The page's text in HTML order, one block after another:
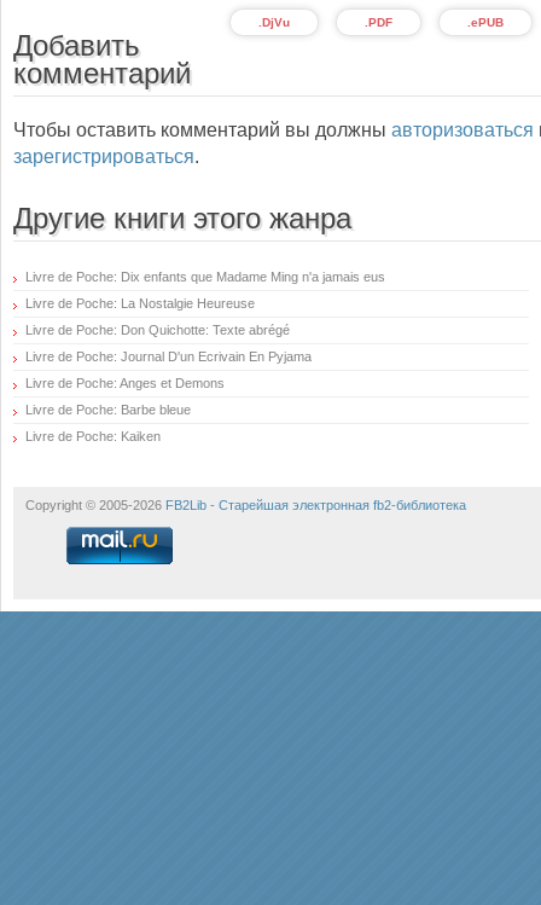
.ePUB
.PDF
.DjVu
Добавить
комментарий
Чтобы оставить комментарий вы должны авторизоваться
зарегистрироваться.
Другие книги этого жанра
Livre de Poche: Dix enfants que Madame Ming n'a jamais eus
Livre de Poche: La Nostalgie Heureuse
Livre de Poche: Don Quichotte: Texte abrégé
Livre de Poche: Journal D'un Ecrivain En Pyjama
Livre de Poche: Anges et Demons
Livre de Poche: Barbe bleue
Livre de Poche: Kaiken
Copyright © 2005-2026 FB2Lib - Старейшая электронная fb2-библиотека